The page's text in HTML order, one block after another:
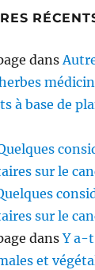
dans
à base de
sur le
sur le
dansY a-
et